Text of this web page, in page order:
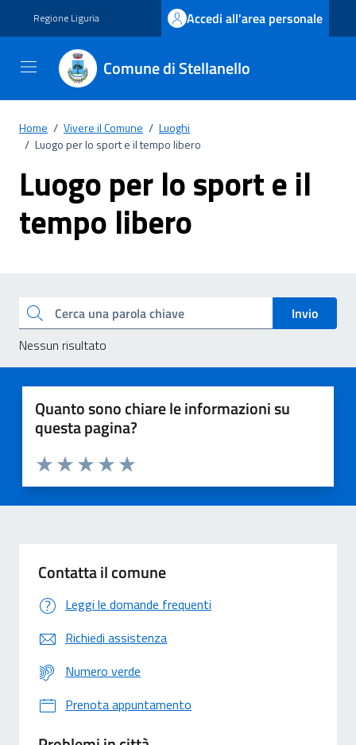
Regione Liguria Accedi all'area personale
Comune di Stellanello
Home / Vivere il Comune / Luoghi
/ Luogo per lo sport e il tempo libero
Luogo per lo sport e il
tempo libero
Esplora tutti i documenti
Cerca una parola chiave
Invio
Nessun risultato
Quanto sono chiare le informazioni su
questa pagina?
Valuta 5 stelle su 5
Valuta 4 stelle su 5
Valuta 3 stelle su 5
Valuta 2 stelle su 5
Valuta 1 stelle su 5
Contatta il comune
Leggi le domande frequenti
Richiedi assistenza
Numero verde
Prenota appuntamento